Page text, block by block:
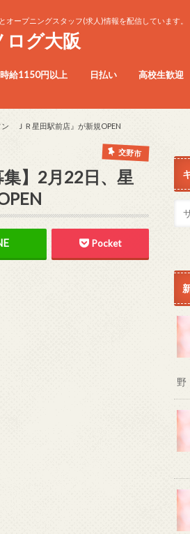
ープニングスタッフ(求人)情報を配信しています。
ログ大阪
時給1150円以上 日払い 高校生歓迎
ン ＪＲ星田駅前店』が新規OPEN
交野市
】2月22日、星
Pocket
野